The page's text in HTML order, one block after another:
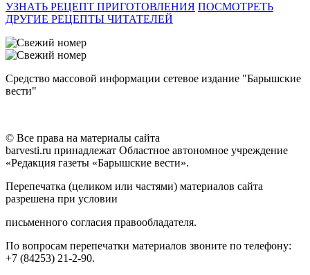
УЗНАТЬ РЕЦЕПТ ПРИГОТОВЛЕНИЯ ПОСМОТРЕТЬ
ДРУГИЕ РЕЦЕПТЫ ЧИТАТЕЛЕЙ
Средство массовой информации сетевое издание "Барышские
вести"
© Все права на материалы сайта
barvesti.ru принадлежат Областное автономное учреждение
«Редакция газеты «Барышские вести».
Перепечатка (целиком или частями) материалов сайта
разрешена при условии
письменного согласия правообладателя.
По вопросам перепечатки материалов звоните по телефону:
+7 (84253) 21-2-90.